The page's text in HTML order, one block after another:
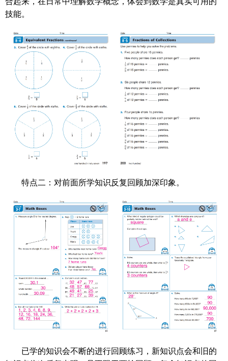
技能。
特点二：对前面所学知识反复回顾加深印象。
已学的知识会不断的进行回顾练习，新知识点会和旧的